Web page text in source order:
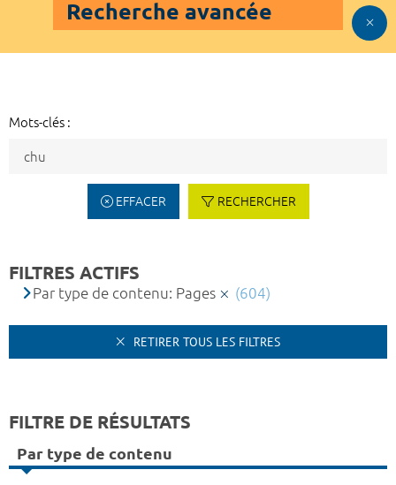
Recherche avancée
Mots-clés :
EFFACER RECHERCHER
FILTRES ACTIFS
Par type de contenu: Pages (604)
RETIRER TOUS LES FILTRES
FILTRE DE RÉSULTATS
Par type de contenu